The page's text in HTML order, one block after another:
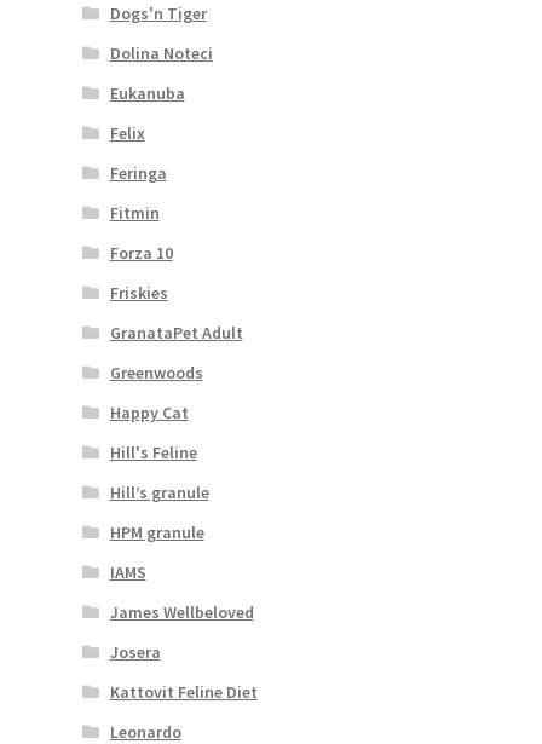
Dogs'n Tiger
Dolina Noteci
Eukanuba
Felix
Feringa
Fitmin
Forza 10
Friskies
GranataPet Adult
Greenwoods
Happy Cat
Hill's Feline
Hill’s granule
HPM granule
IAMS
James Wellbeloved
Josera
Kattovit Feline Diet
Leonardo